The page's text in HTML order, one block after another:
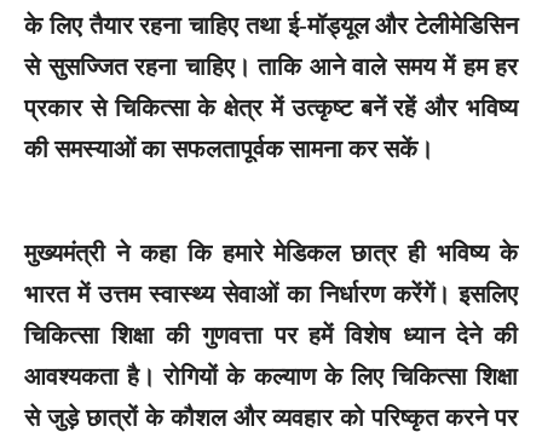
के लिए तैयार रहना चाहिए तथा ई-मॉड्यूल और टेलीमेडिसिन
से सुसज्जित रहना चाहिए। ताकि आने वाले समय में हम हर
प्रकार से चिकित्सा के क्षेत्र में उत्कृष्ट बनें रहें और भविष्य
की समस्याओं का सफलतापूर्वक सामना कर सकें।
मुख्यमंत्री ने कहा कि हमारे मेडिकल छात्र ही भविष्य के
भारत में उत्तम स्वास्थ्य सेवाओं का निर्धारण करेंगें। इसलिए
चिकित्सा शिक्षा की गुणवत्ता पर हमें विशेष ध्यान देने की
आवश्यकता है। रोगियों के कल्याण के लिए चिकित्सा शिक्षा
से जुड़े छात्रों के कौशल और व्यवहार को परिष्कृत करने पर